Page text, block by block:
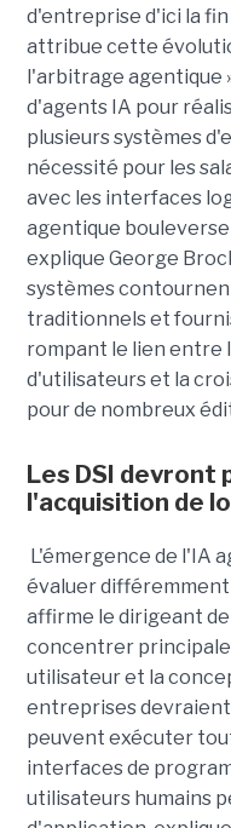
d'entreprise d'ici la
attribue cette
l'arbitrage agentique
d'agents IA pour
plusieurs systèmes
nécessité pour les
avec les interfaces
agentique bouleverse
explique George
systèmes
traditionnels et
rompant le lien entre
d'utilisateurs et la
pour de nombreux
Les DSI
l'acquisition de
L'émergence de l'IA
évaluer
affirme le dirigeant de
concentrer
utilisateur et la
entreprises devraient
peuvent exécuter
interfaces de
utilisateurs humains